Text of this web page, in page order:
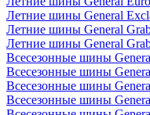
Летние шины General
Летние шины General
Летние шины General
Всесезонные шины
Всесезонные шины
Всесезонные шины
Всесезонные шины